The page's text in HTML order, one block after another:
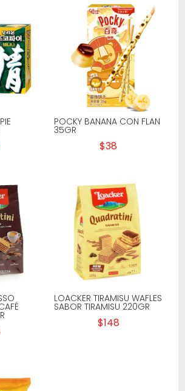
POCKY BANANA CON FLAN
35GR
$38
LOACKER TIRAMISU WAFLES
SABOR TIRAMISU 220GR
$148